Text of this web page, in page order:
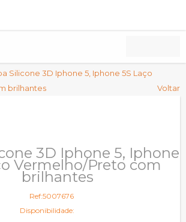
Silicone 3D Iphone 5, Iphone 5S Laço
brilhantes
Voltar
3D Iphone 5, Iphone
Vermelho/Preto com
brilhantes
Ref:5007676
Disponibilidade: